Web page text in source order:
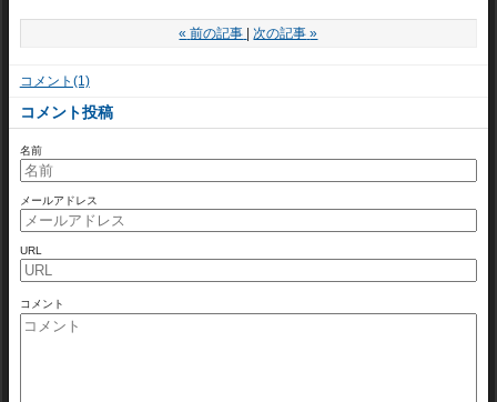
« 前の記事 次の記事 »
コメント(1)
コメント投稿
名前
メールアドレス
URL
コメント